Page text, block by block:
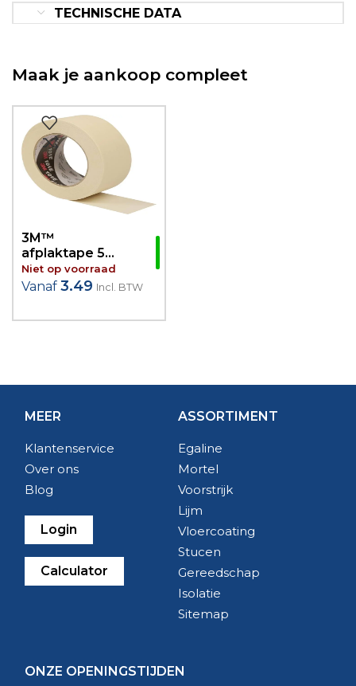
TECHNISCHE DATA
Maak je aankoop compleet
3M™
afplaktape 50
meter
Vanaf3.49 Incl. BTW
Niet op voorraad
MEER
Klantenservice
Over ons
Blog
Login
Calculator
ASSORTIMENT
Egaline
Mortel
Voorstrijk
Lijm
Vloercoating
Stucen
Gereedschap
Isolatie
Sitemap
ONZE OPENINGSTIJDEN